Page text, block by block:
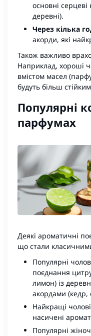
основні серцеві
деревні).
Через кілька
акорди, які
Також важливо
Наприклад, хороші
вмістом масел
будуть більш
Популярні
парфумах
Деякі ароматичні
що стали
Популярні
поєднання
лимон) із
акордами (кедр,
Найкращі
насичені
Популярні